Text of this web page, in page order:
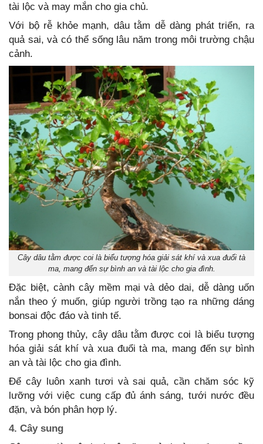
tài lộc và may mắn cho gia chủ.
Với bộ rễ khỏe mạnh, dâu tằm dễ dàng phát triển, ra
quả sai, và có thể sống lâu năm trong môi trường chậu
cảnh.
Cây dâu tằm được coi là biểu tượng hóa giải sát khí và xua đuổi tà
ma, mang đến sự bình an và tài lộc cho gia đình.
Đặc biệt, cành cây mềm mại và dẻo dai, dễ dàng uốn
nắn theo ý muốn, giúp người trồng tạo ra những dáng
bonsai độc đáo và tinh tế.
Trong phong thủy, cây dâu tằm được coi là biểu tượng
hóa giải sát khí và xua đuổi tà ma, mang đến sự bình
an và tài lộc cho gia đình.
Để cây luôn xanh tươi và sai quả, cần chăm sóc kỹ
lưỡng với việc cung cấp đủ ánh sáng, tưới nước đều
đặn, và bón phân hợp lý.
4. Cây sung